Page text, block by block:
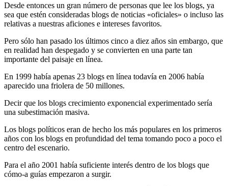
Desde entonces un gran número de personas que lee los blogs, ya
sea que estén consideradas blogs de noticias «oficiales» o incluso las
relativas a nuestras aficiones e intereses favoritos.
Pero sólo han pasado los últimos cinco a diez años sin embargo, que
en realidad han despegado y se convierten en una parte tan
importante del paisaje en línea.
En 1999 había apenas 23 blogs en línea todavía en 2006 había
aparecido una friolera de 50 millones.
Decir que los blogs crecimiento exponencial experimentado sería
una subestimación masiva.
Los blogs políticos eran de hecho los más populares en los primeros
años con los blogs en profundidad del tema tomando poco a poco el
centro del escenario.
Para el año 2001 había suficiente interés dentro de los blogs que
cómo-a guías empezaron a surgir.